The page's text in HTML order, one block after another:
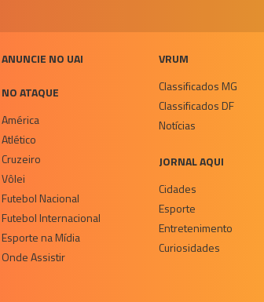
ANUNCIE NO UAI
NO ATAQUE
América
Atlético
Cruzeiro
Vôlei
Futebol Nacional
Futebol Internacional
Esporte na Mídia
Onde Assistir
VRUM
Classificados MG
Classificados DF
Notícias
JORNAL AQUI
Cidades
Esporte
Entretenimento
Curiosidades